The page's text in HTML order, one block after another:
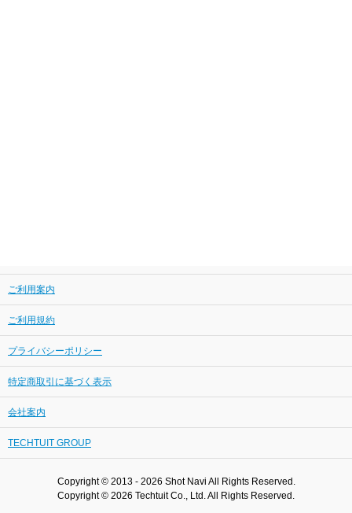
ご利用案内
ご利用規約
プライバシーポリシー
特定商取引に基づく表示
会社案内
TECHTUIT GROUP
Copyright © 2013 - 2026 Shot Navi All Rights Reserved.
Copyright © 2026 Techtuit Co., Ltd. All Rights Reserved.